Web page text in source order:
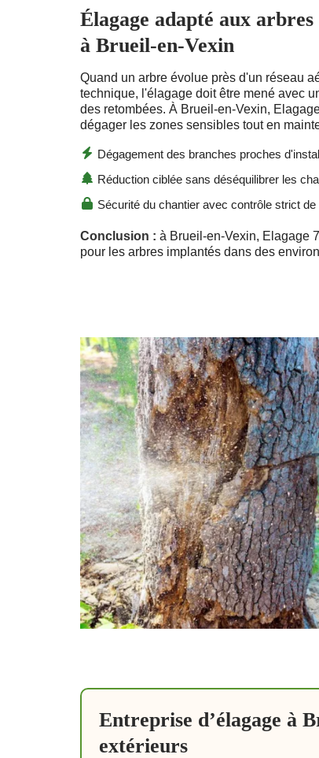
Élagage adapté aux
à Brueil-en-Vexin
Quand un arbre évolue près d'un réseau
technique, l'élagage doit être mené avec
des retombées. À Brueil-en-Vexin,
dégager les zones sensibles tout en
Dégagement des branches proches
Réduction ciblée sans déséquilibrer les
Sécurité du chantier avec contrôle strict
Conclusion : à Brueil-en-Vexin, Elagage
pour les arbres implantés dans des
Entreprise d’élagage à
extérieurs